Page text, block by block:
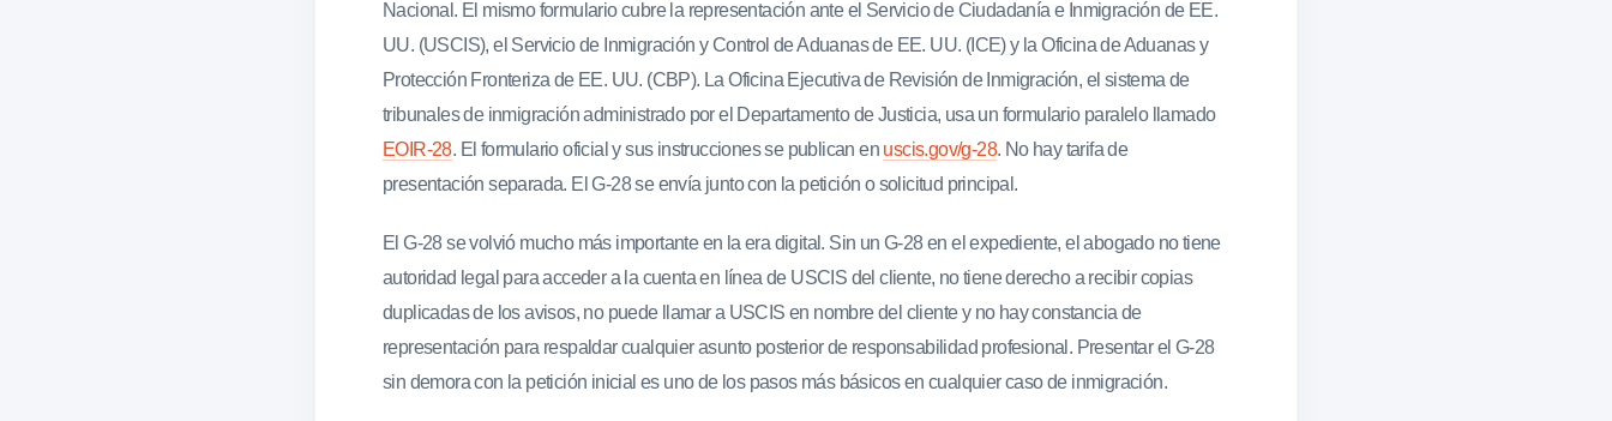
Nacional. El mismo formulario cubre la representación ante el Servicio de Ciudadanía e Inmigración de EE.
UU. (USCIS), el Servicio de Inmigración y Control de Aduanas de EE. UU. (ICE) y la Oficina de Aduanas y
Protección Fronteriza de EE. UU. (CBP). La Oficina Ejecutiva de Revisión de Inmigración, el sistema de
tribunales de inmigración administrado por el Departamento de Justicia, usa un formulario paralelo llamado
EOIR-28. El formulario oficial y sus instrucciones se publican en uscis.gov/g-28. No hay tarifa de
presentación separada. El G-28 se envía junto con la petición o solicitud principal.
El G-28 se volvió mucho más importante en la era digital. Sin un G-28 en el expediente, el abogado no tiene
autoridad legal para acceder a la cuenta en línea de USCIS del cliente, no tiene derecho a recibir copias
duplicadas de los avisos, no puede llamar a USCIS en nombre del cliente y no hay constancia de
representación para respaldar cualquier asunto posterior de responsabilidad profesional. Presentar el G-28
sin demora con la petición inicial es uno de los pasos más básicos en cualquier caso de inmigración.